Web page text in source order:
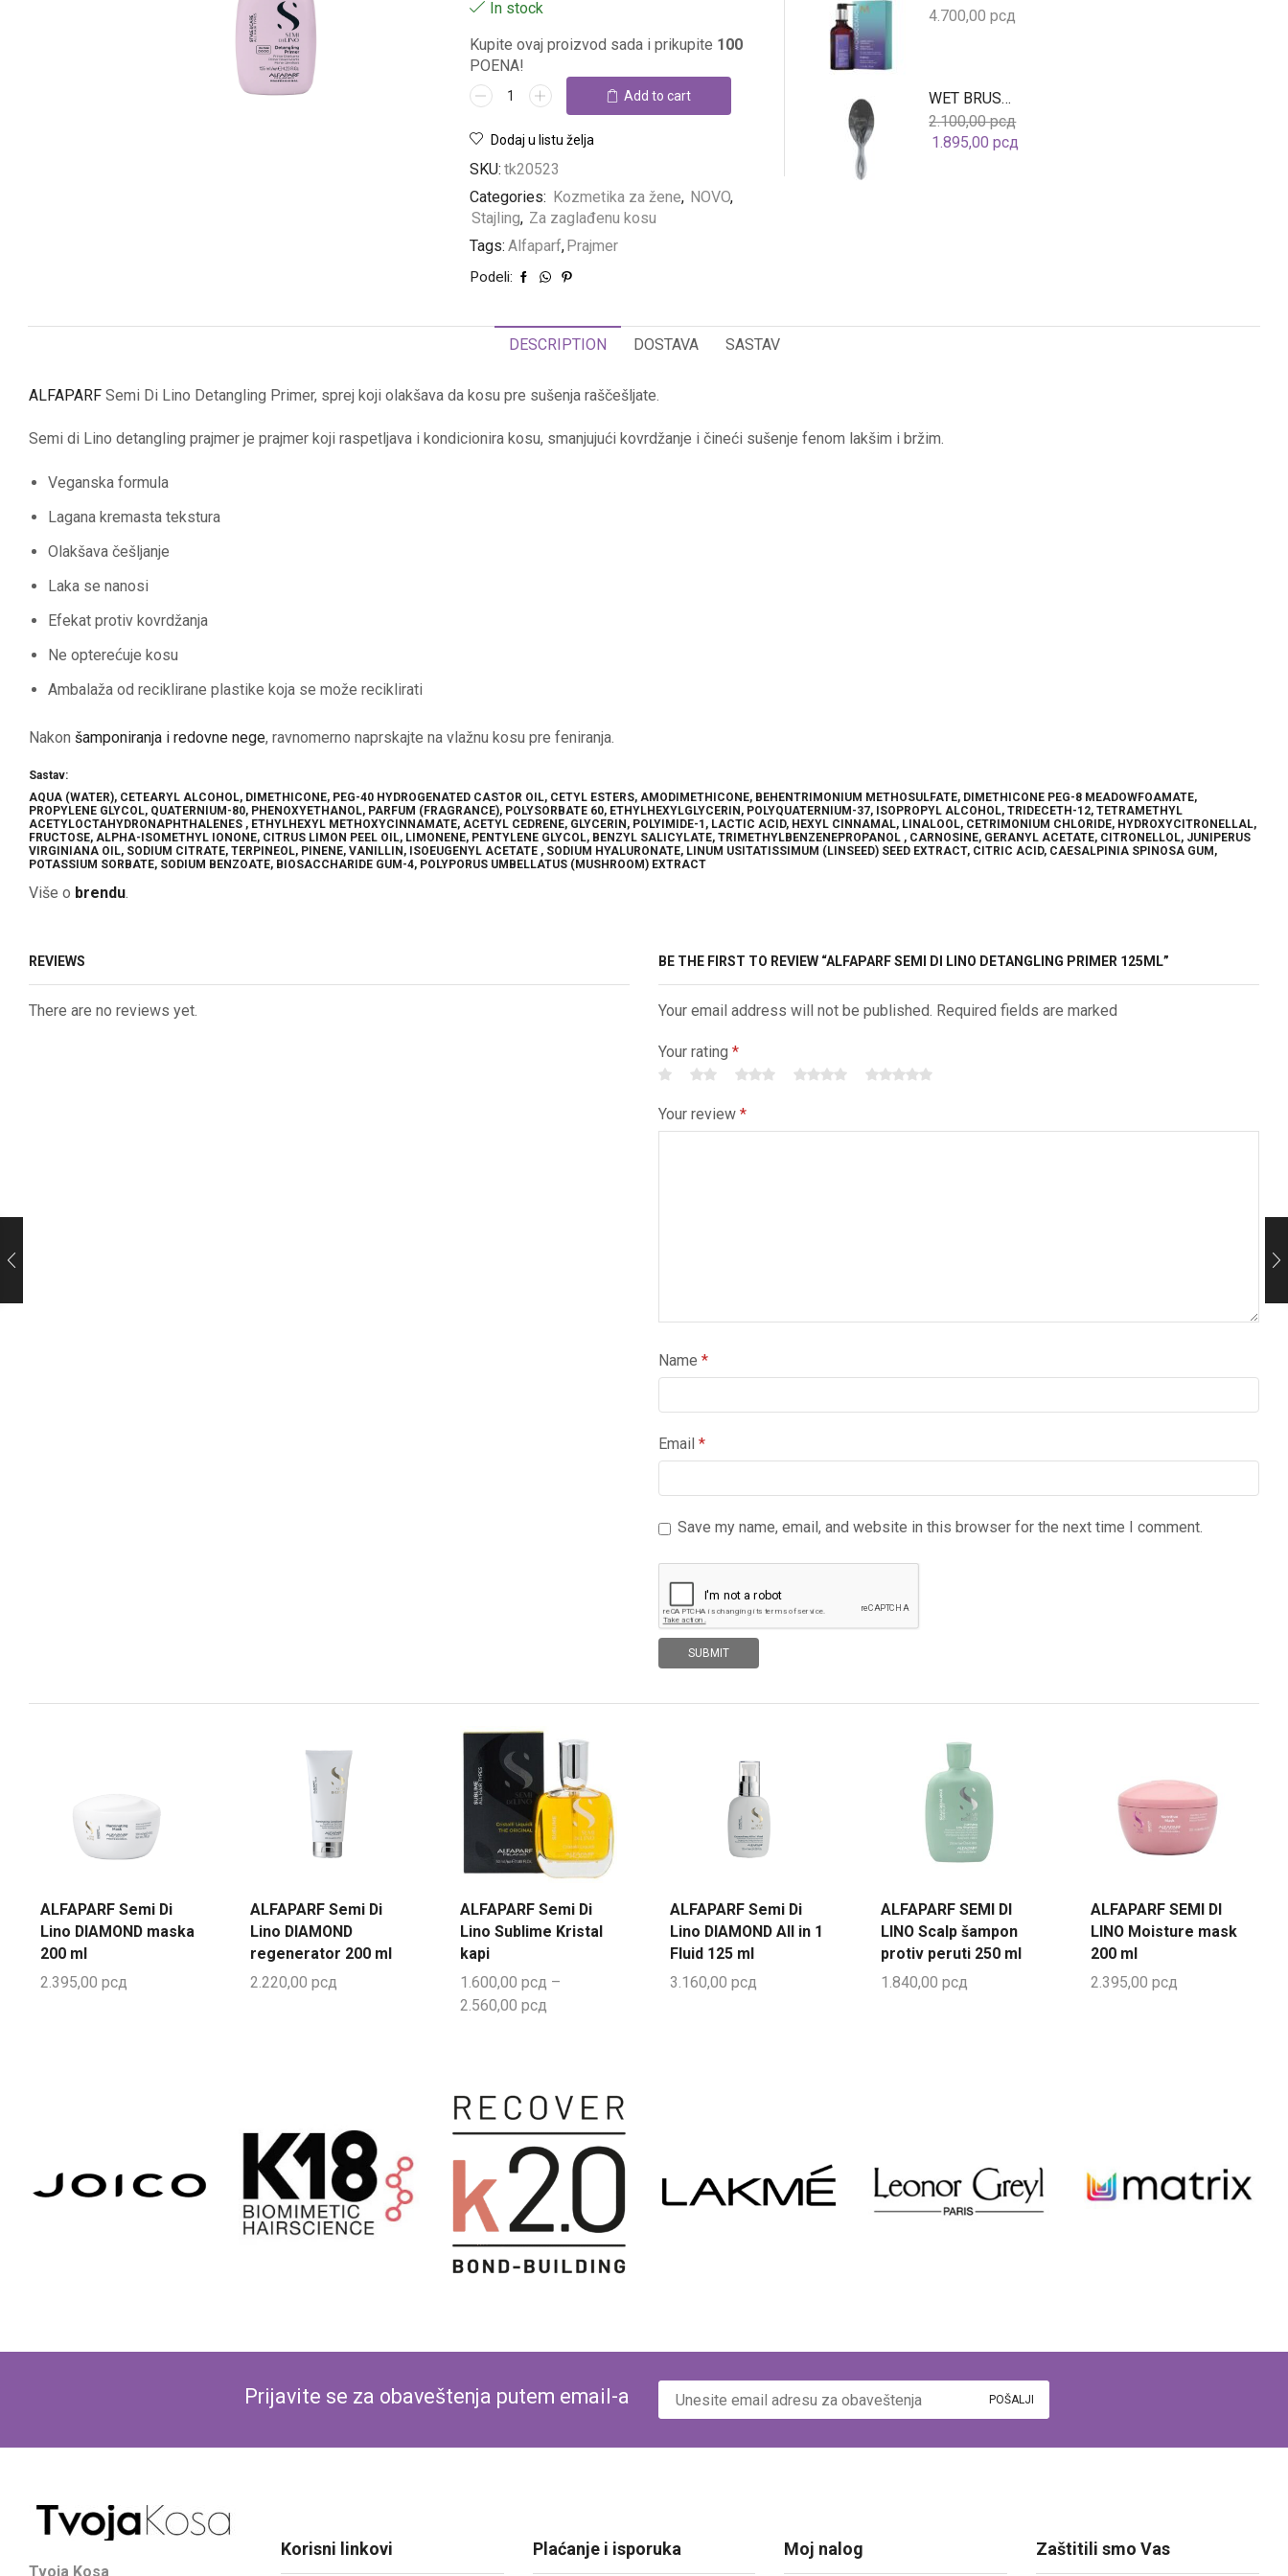
In stock
Kupite ovaj proizvod sada i prikupite 100
POENA!
Add to cart
Dodaj u listu želja
SKU: tk20523
Categories: Kozmetika za žene, NOVO,
Stajling, Za zaglađenu kosu
Tags: Alfaparf,Prajmer
Podeli:
4.700,00рсд
WET BRUSH Original Detangler Watercolor Waves Black
2.100,00рсд
1.895,00рсд
DESCRIPTION DOSTAVA SASTAV
ALFAPARF Semi Di Lino Detangling Primer, sprej koji olakšava da kosu pre sušenja raščešljate.
Semi di Lino detangling prajmer je prajmer koji raspetljava i kondicionira kosu, smanjujući kovrdžanje i čineći sušenje fenom lakšim i bržim.
Veganska formula
Lagana kremasta tekstura
Olakšava češljanje
Laka se nanosi
Efekat protiv kovrdžanja
Ne opterećuje kosu
Ambalaža od reciklirane plastike koja se može reciklirati
Nakon šamponiranja i redovne nege, ravnomerno naprskajte na vlažnu kosu pre feniranja.
Sastav:
AQUA (WATER), CETEARYL ALCOHOL, DIMETHICONE, PEG-40 HYDROGENATED CASTOR OIL, CETYL ESTERS, AMODIMETHICONE, BEHENTRIMONIUM METHOSULFATE, DIMETHICONE PEG-8 MEADOWFOAMATE,
PROPYLENE GLYCOL, QUATERNIUM-80, PHENOXYETHANOL, PARFUM (FRAGRANCE), POLYSORBATE 60, ETHYLHEXYLGLYCERIN, POLYQUATERNIUM-37, ISOPROPYL ALCOHOL, TRIDECETH-12, TETRAMETHYL
ACETYLOCTAHYDRONAPHTHALENES , ETHYLHEXYL METHOXYCINNAMATE, ACETYL CEDRENE, GLYCERIN, POLYIMIDE-1, LACTIC ACID, HEXYL CINNAMAL, LINALOOL, CETRIMONIUM CHLORIDE, HYDROXYCITRONELLAL,
FRUCTOSE, ALPHA-ISOMETHYL IONONE, CITRUS LIMON PEEL OIL, LIMONENE, PENTYLENE GLYCOL, BENZYL SALICYLATE, TRIMETHYLBENZENEPROPANOL , CARNOSINE, GERANYL ACETATE, CITRONELLOL, JUNIPERUS
VIRGINIANA OIL, SODIUM CITRATE, TERPINEOL, PINENE, VANILLIN, ISOEUGENYL ACETATE , SODIUM HYALURONATE, LINUM USITATISSIMUM (LINSEED) SEED EXTRACT, CITRIC ACID, CAESALPINIA SPINOSA GUM,
POTASSIUM SORBATE, SODIUM BENZOATE, BIOSACCHARIDE GUM-4, POLYPORUS UMBELLATUS (MUSHROOM) EXTRACT
Više o brendu.
REVIEWS
There are no reviews yet.
BE THE FIRST TO REVIEW “ALFAPARF SEMI DI LINO DETANGLING PRIMER 125ML”
Your email address will not be published. Required fields are marked
Your rating *
Your review *
Name *
Email *
Save my name, email, and website in this browser for the next time I comment.
ALFAPARF Semi Di
Lino DIAMOND maska
200 ml
2.395,00 рсд
ALFAPARF Semi Di
Lino DIAMOND
regenerator 200 ml
2.220,00рсд
ALFAPARF Semi Di
Lino Sublime Kristal
kapi
1.600,00рсд –
2.560,00рсд
ALFAPARF Semi Di
Lino DIAMOND All in 1
Fluid 125 ml
3.160,00рсд
ALFAPARF SEMI DI
LINO Scalp šampon
protiv peruti 250 ml
1.840,00 рсд
ALFAPARF SEMI DI
LINO Moisture mask
200 ml
2.395,00 рсд
Prijavite se za obaveštenja putem email-a
Tvoja Kosa
Korisni linkovi Plaćanje i isporuka Moj nalog Zaštitili smo Vas